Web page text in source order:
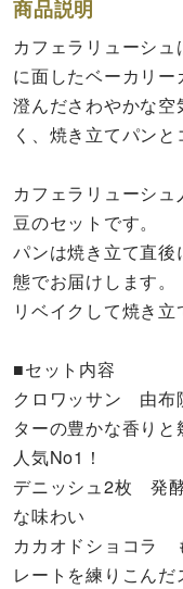
商品説明
カフェラリューシ
に面したベーカリー
澄んださわやかな
く、焼き立てパンと
カフェラリューシ
豆のセットです。
パンは焼き立て直
態でお届けします。
リベイクして焼き立
■セット内容
クロワッサン 由布
ターの豊かな香り
人気No1！
デニッシュ2枚 発
な味わい
カカオドショコラ
レートを練りこん